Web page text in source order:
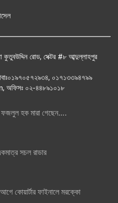
রোড, সেক্টর #৮ আব্দুল্লাহপুর
০১৭১৩৩৯৪৭৯৯
অফিসঃ ০২-৪৪৮৯১০১৮
হক মারা গেছেন….
সচল রাডার
আগে কোয়ার্টার ফাইনালে মরক্কো